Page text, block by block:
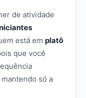
de atividade
está em platô
que você
mantendo só a